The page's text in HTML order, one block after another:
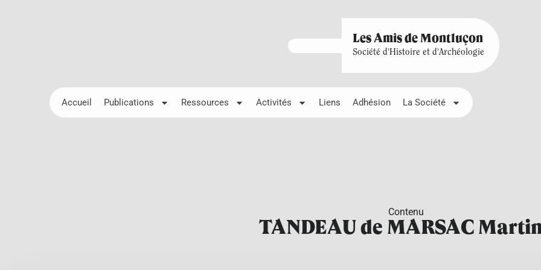
Les Amis de Montluçon
Société d'Histoire et d'Archéologie
Accueil Publications Ressources Activités Liens Adhésion La Société
Contenu
TANDEAU de MARSAC